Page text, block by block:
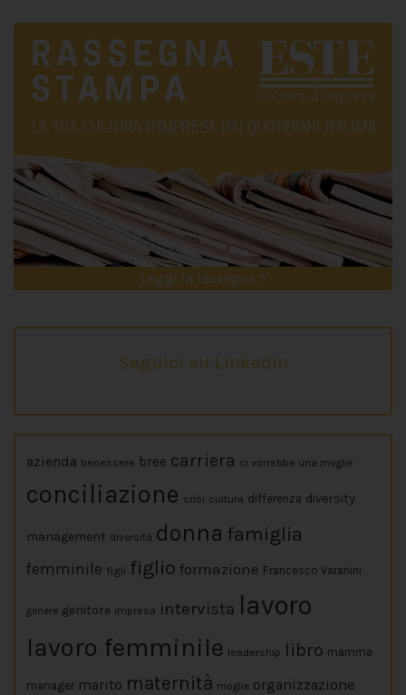
Leggi la rassegna >
Seguici su Linkedin
azienda benessere bree carriera ci vorrebbe una moglie
conciliazione crisi cultura differenza diversity
management diversità donna famiglia
femminile figli figlio formazione Francesco Varanini
genere genitore impresa intervista lavoro
lavoro femminile leadership libro mamma
manager marito maternità moglie organizzazione